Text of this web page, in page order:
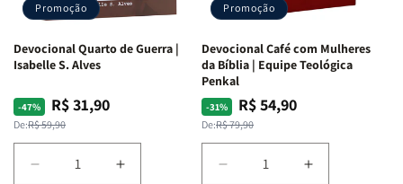
Promoção
Devocional Quarto de Guerra |
Isabelle S. Alves
-47%
Preço
normal
De:R$ 59,90
Preço
promocional
R$ 31,90
Diminuir
Aumentar
Promoção
Devocional Café com Mulheres
da Bíblia | Equipe Teológica
Penkal
-31%
Preço
normal
De:R$ 79,90
Preço
promocional
R$ 54,90
Diminuir
Aumentar